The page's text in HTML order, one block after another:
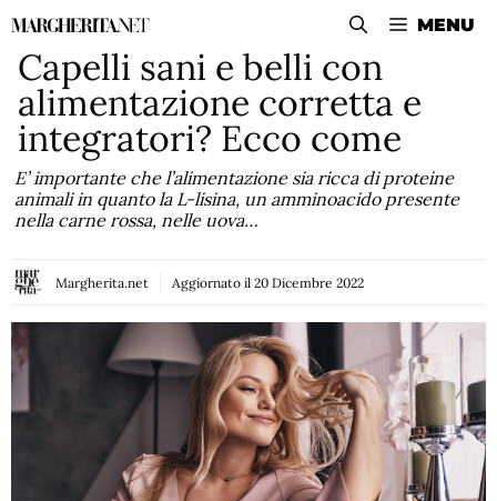
Vai
contenuto
MENU
Capelli sani e belli con
alimentazione corretta e
integratori? Ecco come
E’ importante che l’alimentazione sia ricca di proteine
animali in quanto la L-lisina, un amminoacido presente
nella carne rossa, nelle uova…
Margherita.net Aggiornato il 20 Dicembre 2022